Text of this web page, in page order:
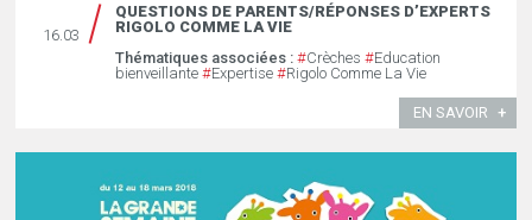
16.03
QUESTIONS DE PARENTS/RÉPONSES D’EXPERTS
RIGOLO COMME LA VIE
Thématiques associées : #Crèches #Education
bienveillante #Expertise #Rigolo Comme La Vie
EN SAVOIR